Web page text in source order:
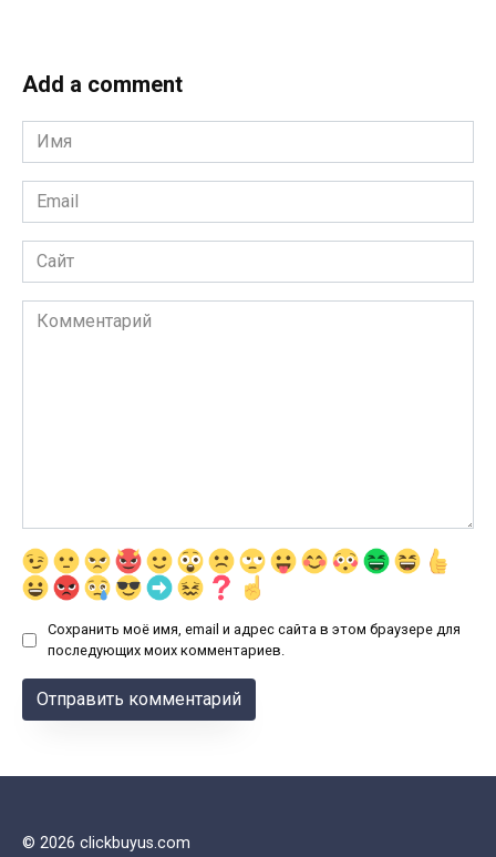
Add a comment
Имя
*
Email
*
Сайт
Комментарий
Сохранить моё имя, email и адрес сайта в этом браузере для
последующих моих комментариев.
© 2026 clickbuyus.com